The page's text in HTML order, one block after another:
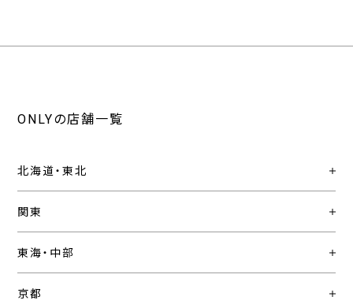
ONLYの店舗一覧
北海道・東北
関東
東海・中部
京都